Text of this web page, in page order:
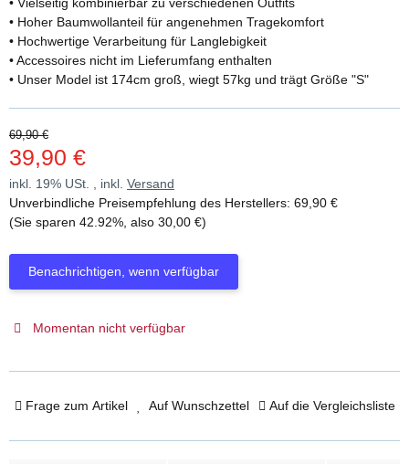
• Hoher Baumwollanteil für angenehmen Tragekomfort
• Hochwertige Verarbeitung für Langlebigkeit
• Accessoires nicht im Lieferumfang enthalten
• Unser Model ist 174cm groß, wiegt 57kg und trägt Größe "S"
69,90 €
39,90 €
inkl. 19% USt. , inkl. Versand
Unverbindliche Preisempfehlung des Herstellers: 69,90 €
(Sie sparen 42.92% , also 30,00 €)
Benachrichtigen, wenn verfügbar
Momentan nicht verfügbar
Frage zum Artikel Auf Wunschzettel Auf die Vergleichsliste